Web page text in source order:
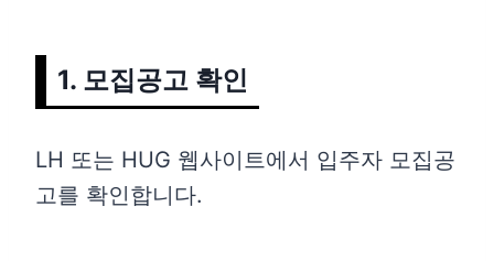
1. 모집공고 확인
LH 또는 HUG 웹사이트에서 입주자 모집공
고를 확인합니다.